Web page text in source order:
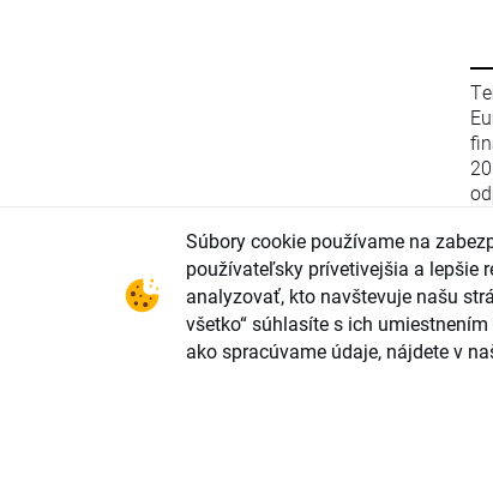
Súbory cookie používame na
používateľsky prívetivejšia a lepšie
analyzovať, kto navštevuje našu
všetko“ súhlasíte s ich
ako spracúvame údaje, nájdete v